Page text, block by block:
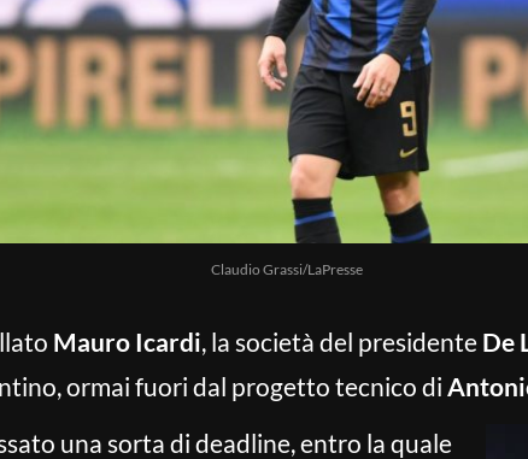
Claudio Grassi/LaPresse
Mauro Icardi, la società del presidente De
ormai fuori dal progetto tecnico di
una sorta di deadline, entro la quale